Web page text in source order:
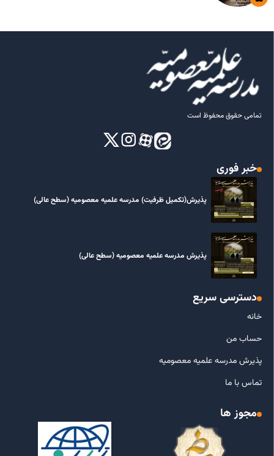
تمامی حقوق محفوظ است
خبر فوری
پذیرش(تکمیل ظرفیت) مدرسه علمیه معصومیه‌ (سطح عالی)
پذیرش مدرسه علمیه معصومیه‌ (سطح عالی)
دسترسی سریع
خانه
حساب من
پذیرش مدرسه علمیه معصومیه
تماس با ما
مجوز ها